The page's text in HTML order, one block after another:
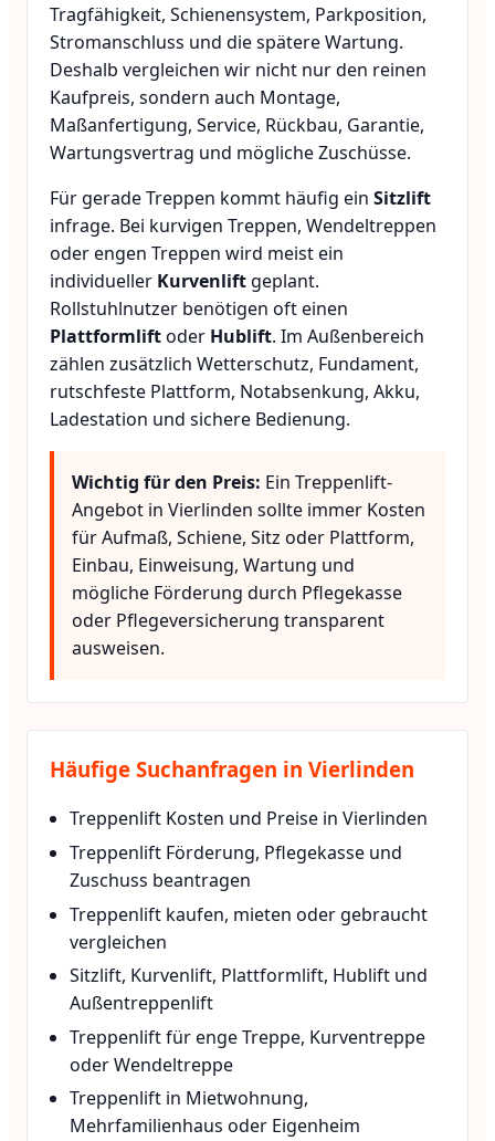
Tragfähigkeit, Schienensystem, Parkposition,
Stromanschluss und die spätere Wartung.
Deshalb vergleichen wir nicht nur den reinen
Kaufpreis, sondern auch Montage,
Maßanfertigung, Service, Rückbau, Garantie,
Wartungsvertrag und mögliche Zuschüsse.
Für gerade Treppen kommt häufig ein Sitzlift
infrage. Bei kurvigen Treppen, Wendeltreppen
oder engen Treppen wird meist ein
individueller Kurvenlift geplant.
Rollstuhlnutzer benötigen oft einen
Plattformliftoder Hublift. Im Außenbereich
zählen zusätzlich Wetterschutz, Fundament,
rutschfeste Plattform, Notabsenkung, Akku,
Ladestation und sichere Bedienung.
Wichtig für den Preis: Ein Treppenlift-
Angebot in Vierlinden sollte immer Kosten
für Aufmaß, Schiene, Sitz oder Plattform,
Einbau, Einweisung, Wartung und
mögliche Förderung durch Pflegekasse
oder Pflegeversicherung transparent
ausweisen.
Häufige Suchanfragen in Vierlinden
Treppenlift Kosten und Preise in Vierlinden
Treppenlift Förderung, Pflegekasse und
Zuschuss beantragen
Treppenlift kaufen, mieten oder gebraucht
vergleichen
Sitzlift, Kurvenlift, Plattformlift, Hublift und
Außentreppenlift
Treppenlift für enge Treppe, Kurventreppe
oder Wendeltreppe
Treppenlift in Mietwohnung,
Mehrfamilienhaus oder Eigenheim